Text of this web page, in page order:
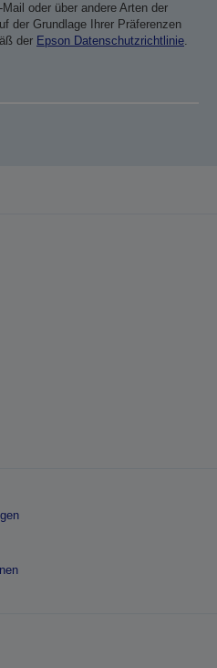
oder über andere Arten der
der Grundlage Ihrer Präferenzen
der Epson Datenschutzrichtlinie.